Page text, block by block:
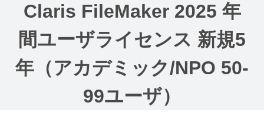
Claris FileMaker 2025 年
間ユーザライセンス 新規5
年（アカデミック/NPO 50-
99ユーザ）